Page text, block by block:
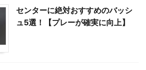
センターに絶対おすすめのバッシ
ュ5選！【プレーが確実に向上】